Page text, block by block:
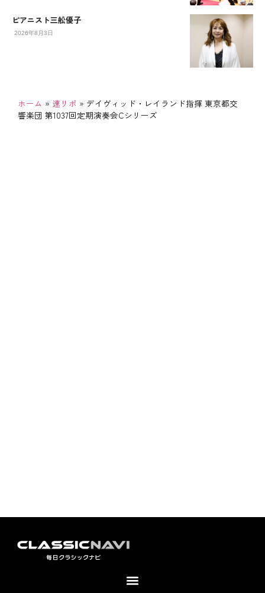
ピアニスト三舩優子
2026年8月3日
ホーム » 速リポ » デイヴィッド・レイランド指揮 東京都交
響楽団 第1037回定期演奏会Cシリーズ